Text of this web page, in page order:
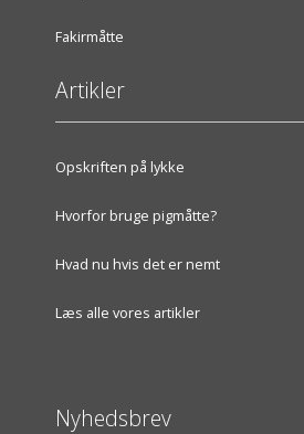
Fakirmåtte
Artikler
Opskriften på lykke
Hvorfor bruge pigmåtte?
Hvad nu hvis det er nemt
Læs alle vores artikler
Nyhedsbrev